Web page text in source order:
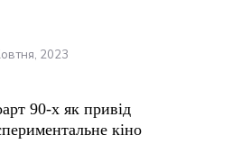
2023
90-х як привід
кіно